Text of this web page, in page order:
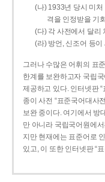
(나) 1933년 당시 미
격을 인정받을 기
(다) 각 사전에서 달리
(라) 방언, 신조어 등
그러나 수많은 어휘의 표
한계를 보완하고자 국립
제공하고 있다. 인터넷판
종이 사전 “표준국어대사
보완 중이다. 여기에서 방
만 아니라 국립국어원에
지만 현재에는 표준어로
있고, 이 또한 인터넷판 “